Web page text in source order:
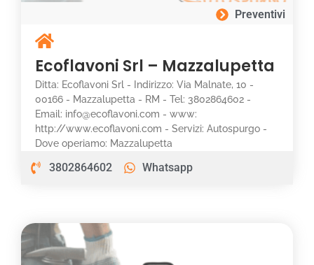
Preventivi
Ecoflavoni Srl – Mazzalupetta
Ditta: Ecoflavoni Srl - Indirizzo: Via Malnate, 10 -
00166 - Mazzalupetta - RM - Tel: 3802864602 -
Email: info@ecoflavoni.com - www:
http://www.ecoflavoni.com - Servizi: Autospurgo -
Dove operiamo: Mazzalupetta
3802864602 Whatsapp